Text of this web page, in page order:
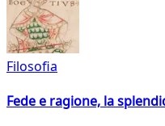
Filosofia
Fede e ragione, la